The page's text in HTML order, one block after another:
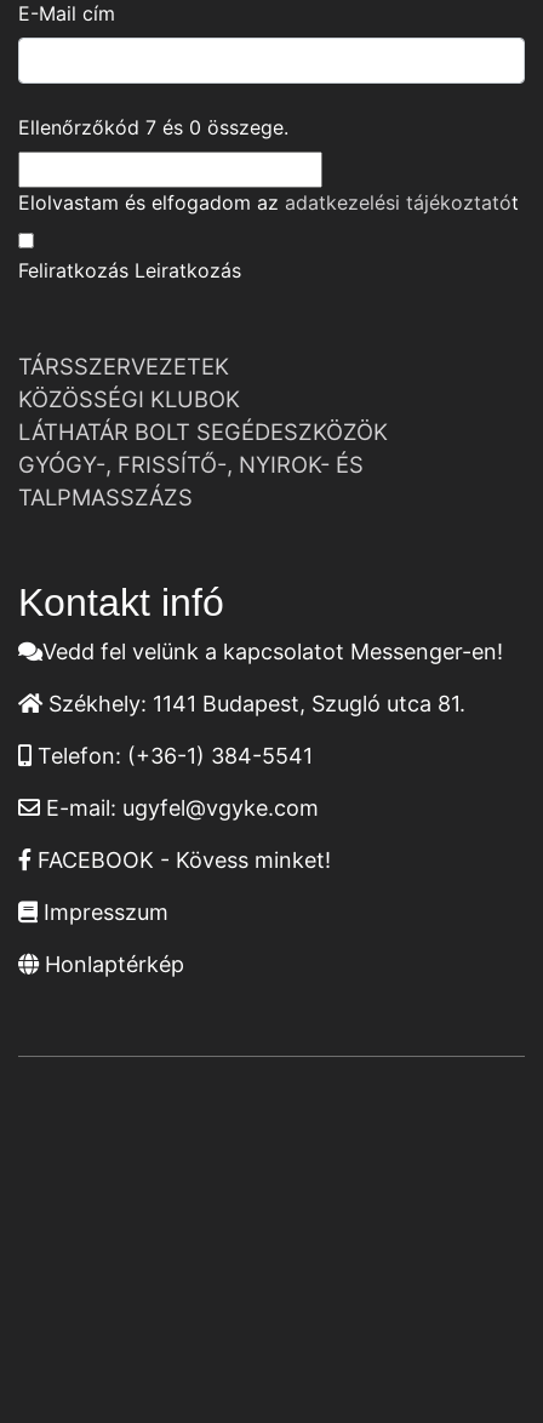
E-Mail cím
Ellenőrzőkód 7 és 0 összege.
Elolvastam és elfogadom az adatkezelési tájékoztatót
Feliratkozás Leiratkozás
TÁRSSZERVEZETEK
KÖZÖSSÉGI KLUBOK
LÁTHATÁR BOLT SEGÉDESZKÖZÖK
GYÓGY-, FRISSÍTŐ-, NYIROK- ÉS
TALPMASSZÁZS
Kontakt infó
Vedd fel velünk a kapcsolatot Messenger-en!
Székhely: 1141 Budapest, Szugló utca 81.
Telefon: (+36-1) 384-5541
E-mail: ugyfel@vgyke.com
FACEBOOK - Kövess minket!
Impresszum
Honlaptérkép